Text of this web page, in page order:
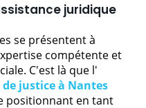
juridique
se présentent à
compétente et
C'est là que l'
justice à Nantes
positionnant en tant